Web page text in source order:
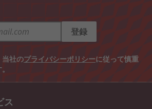
登録
当社のプライバシーポリシーに従って慎重
ス